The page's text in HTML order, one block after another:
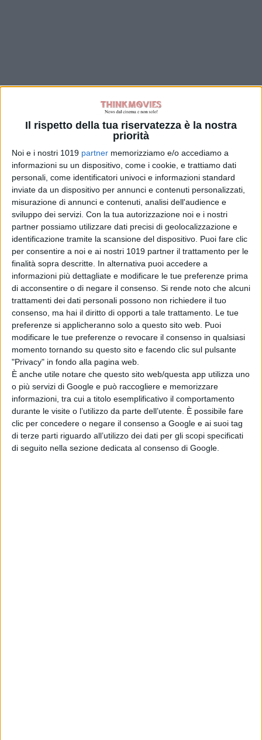
Il rispetto della tua riservatezza è la nostra
priorità
Noi e i nostri 1019 partner memorizziamo e/o accediamo a
informazioni su un dispositivo, come i cookie, e trattiamo dati
personali, come identificatori univoci e informazioni standard
inviate da un dispositivo per annunci e contenuti personalizzati,
misurazione di annunci e contenuti, analisi dell'audience e
sviluppo dei servizi. Con la tua autorizzazione noi e i nostri
partner possiamo utilizzare dati precisi di geolocalizzazione e
identificazione tramite la scansione del dispositivo. Puoi fare clic
per consentire a noi e ai nostri 1019 partner il trattamento per le
finalità sopra descritte. In alternativa puoi accedere a
informazioni più dettagliate e modificare le tue preferenze prima
di acconsentire o di negare il consenso. Si rende noto che alcuni
trattamenti dei dati personali possono non richiedere il tuo
consenso, ma hai il diritto di opporti a tale trattamento. Le tue
preferenze si applicheranno solo a questo sito web. Puoi
modificare le tue preferenze o revocare il consenso in qualsiasi
momento tornando su questo sito e facendo clic sul pulsante
"Privacy" in fondo alla pagina web.
È anche utile notare che questo sito web/questa app utilizza uno
o più servizi di Google e può raccogliere e memorizzare
informazioni, tra cui a titolo esemplificativo il comportamento
durante le visite o l’utilizzo da parte dell’utente. È possibile fare
clic per concedere o negare il consenso a Google e ai suoi tag
di terze parti riguardo all’utilizzo dei dati per gli scopi specificati
di seguito nella sezione dedicata al consenso di Google.